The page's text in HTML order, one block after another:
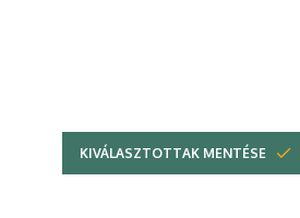
KIVÁLASZTOTTAK MENTÉSE